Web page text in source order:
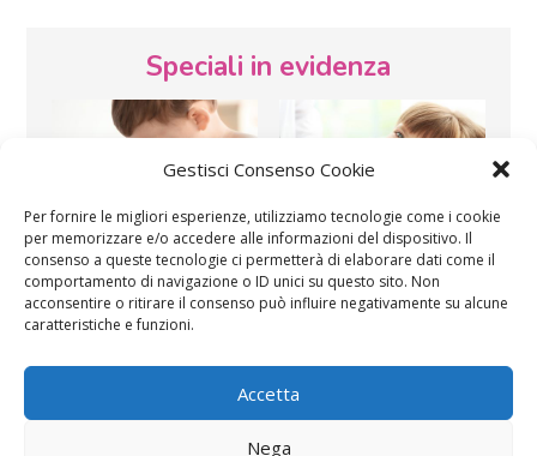
Gestisci Consenso Cookie
Per fornire le migliori esperienze, utilizziamo tecnologie come i cookie
per memorizzare e/o accedere alle informazioni del dispositivo. Il
consenso a queste tecnologie ci permetterà di elaborare dati come il
comportamento di navigazione o ID unici su questo sito. Non
acconsentire o ritirare il consenso può influire negativamente su alcune
caratteristiche e funzioni.
Accetta
Nega
Speciali in evidenza
Vaccini SOS Pediatra